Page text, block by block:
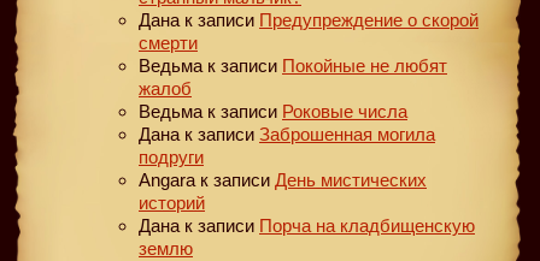
Дана к записи Предупреждение о скорой
смерти
Ведьма к записи Покойные не любят
жалоб
Ведьма к записи Роковые числа
Дана к записи Заброшенная могила
подруги
Angara к записи День мистических
историй
Дана к записи Порча на кладбищенскую
землю